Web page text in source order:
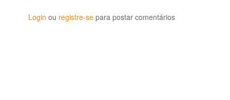
Login ou registre-se para postar comentários